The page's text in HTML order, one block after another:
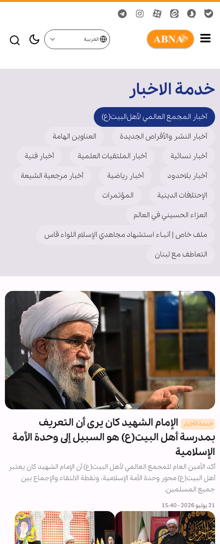
العربية
خدمة الاخبار
أخبار المجمع العالمي لأهل‌البيت(ع)
أخبار النشر والأقراص الجديدة
العناوين الهامة
أخبار نسائیة
أخبار الملتقيات العلمية
أخبار فنیة
أخبار بلاحدود
أخبار رياضية
أخبار مرجعیة الشیعة
الإحتلافات الدينية
المؤتمرات
العزاء الحسيني في العالم
ملف خاص | أنبـاء استشهاد مجاهدي الإسلام اللواء قاس
التعاطف مع لبنان
خدمة الأخبار
الإمام الشهيد كان يرى أن التعريف
بمدرسة أهل البيت(ع) هو السبيل إلى وحدة الأمة
الإسلامية
أكد الأمين العام للمجمع العالمي لأهل البيت(ع) أن الإمام الشهيد كان يعتبر
أهل البيت(ع) محور وحدة الأمة الإسلامية، ونقطة الالتقاء والإجماع بين
جميع المسلمين.
21 يوليو 2026 - 15:40